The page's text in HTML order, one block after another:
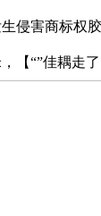
害商标权胶
【“”佳耦走了